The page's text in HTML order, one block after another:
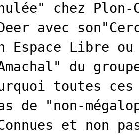
chez Plon-
avec
Espace Libre
du
toutes ces
de "non-
et non